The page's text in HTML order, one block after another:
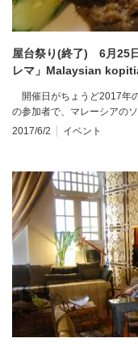
屋台祭り(終了) 6月25
レマ」Malaysian
開催日がちょうど2017年
の参加者で、マレーシアの
2017/6/2
イベント